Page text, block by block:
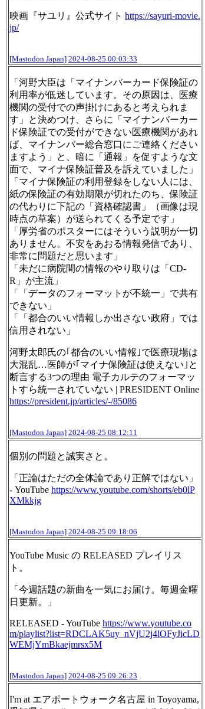
映画『サユリ』公式サイト https://sayuri-movie.
jp/
[Mastodon Japan] 2024-08-25 00:03:33
「河野大臣は「マイナンバーカード保険証の
利用率が低迷しています。その原因は、医療
機関の受付での声掛けにあると考えられま
す」と決めつけ、さらに「マイナンバーカー
ド保険証での受付ができない医療機関があれ
ば、マイナンバー総合窓口にご連絡ください
ますよう」と、暗に「通報」を促すような文
面で、マイナ保険証普及を訴えていました」
「マイナ保険証の利用登録をしない人には、
紙の保険証の有効期限が切れたのち、保険証
の代わりに下記の「資格確認書」（画像は現
時点の草案）が送られてくる予定です」
「厚労省のポスターにはそういう説明が一切
ありません。不安をあおる情報発信であり、
非常に問題だと思います」
「未だに病院間の情報のやり取りは「CD-
R」が主流」
「「データのフォーマットが不統一」で共有
できない」
「「都合のいい情報しか出さない政府」では
信用されない」
河野太郎氏の｢都合のいい情報｣で医療現場は
大混乱…医師が｢マイナ保険証は使えない｣と
断言する3つの理由 電子カルテのフォーマッ
トすら統一されていない | PRESIDENT Online
https://president.jp/articles/-/85086
[Mastodon Japan] 2024-08-25 08:12:11
個別の問題と誠実さと。
「正論はただの全体論であり正解ではない」
- YouTube https://www.youtube.com/shorts/eb0lP
XMkkjg
[Mastodon Japan] 2024-08-25 09:18:06
YouTube Music の RELEASED プレイリス
ト。
「今週話題の新曲を一気にお届け。毎週金曜
日更新。」
RELEASED - YouTube https://www.youtube.co
m/playlist?list=RDCLAK5uy_nVjU2j4lOFyJicLD
WEMjYmBkaejmrsx5M
[Mastodon Japan] 2024-08-25 09:26:23
I'm at エアポートウォーク名古屋 in Toyoyama,